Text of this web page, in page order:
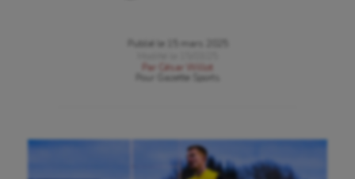
Publié le
15 mars 2025
Par
César Willot
Gazette Sports